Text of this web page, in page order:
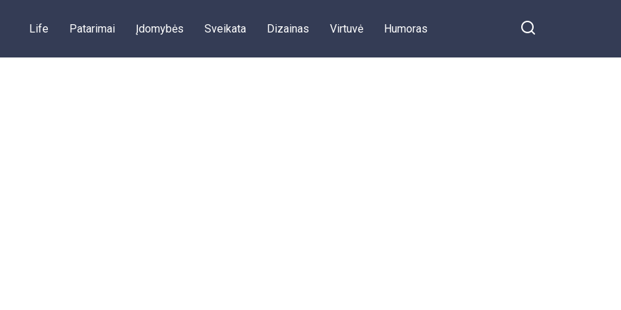
Life Patarimai Įdomybės Sveikata Dizainas Virtuvė Humoras